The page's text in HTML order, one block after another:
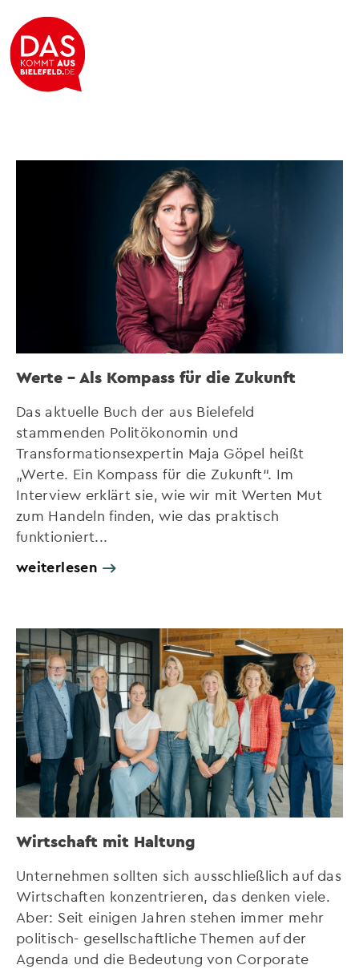
Werte – Als Kompass für die Zukunft
Das aktuelle Buch der aus Bielefeld
stammenden Politökonomin und
Transformationsexpertin Maja Göpel heißt
„Werte. Ein Kompass für die Zukunft“. Im
Interview erklärt sie, wie wir mit Werten Mut
zum Handeln finden, wie das praktisch
funktioniert...
weiterlesen
Wirtschaft mit Haltung
Unternehmen sollten sich ausschließlich auf das
Wirtschaften konzentrieren, das denken viele.
Aber: Seit einigen Jahren stehen immer mehr
politisch- gesellschaftliche Themen auf der
Agenda und die Bedeutung von Corporate